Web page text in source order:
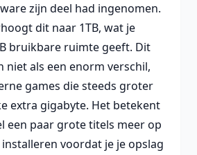
zijn deel had ingenomen.
dit naar 1TB, wat je
bruikbare ruimte geeft. Dit
niet als een enorm verschil,
games die steeds groter
extra gigabyte. Het betekent
een paar grote titels meer op
voordat je je opslag